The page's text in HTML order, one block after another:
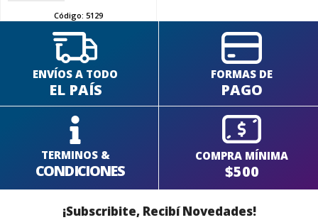
Código: 5129
ENVÍOS A TODO
EL PAÍS
FORMAS DE
PAGO
TERMINOS &
CONDICIONES
COMPRA MÍNIMA
$500
¡Subscribite, Recibí Novedades!